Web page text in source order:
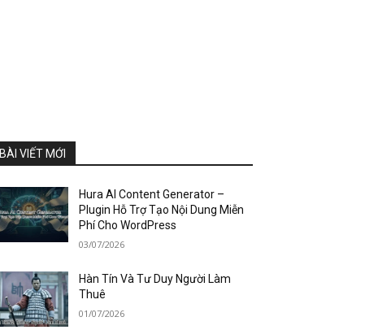
BÀI VIẾT MỚI
Hura AI Content Generator –
Plugin Hỗ Trợ Tạo Nội Dung Miễn
Phí Cho WordPress
03/07/2026
Hàn Tín Và Tư Duy Người Làm
Thuê
01/07/2026